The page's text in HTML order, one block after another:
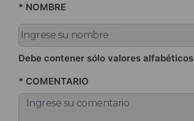
* NOMBRE
Debe contener sólo valores alfabéticos
* COMENTARIO